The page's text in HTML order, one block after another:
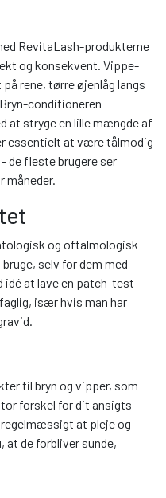
RevitaLash-produkterne
og konsekvent. Vippe-
rene, tørre øjenlåg langs
conditioneren
at stryge en lille mængde af
essentielt at være tålmodig
de fleste brugere ser
og oftalmologisk
selv for dem med
idé at lave en patch-test
især hvis man har
til bryn og vipper, som
forskel for dit ansigts
regelmæssigt at pleje og
at de forbliver sunde,